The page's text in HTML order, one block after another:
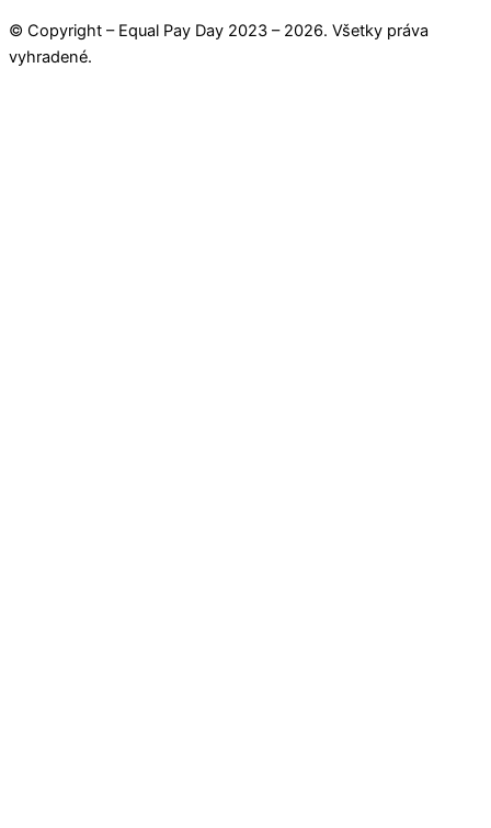
© Copyright – Equal Pay Day 2023 – 2026. Všetky práva
vyhradené.